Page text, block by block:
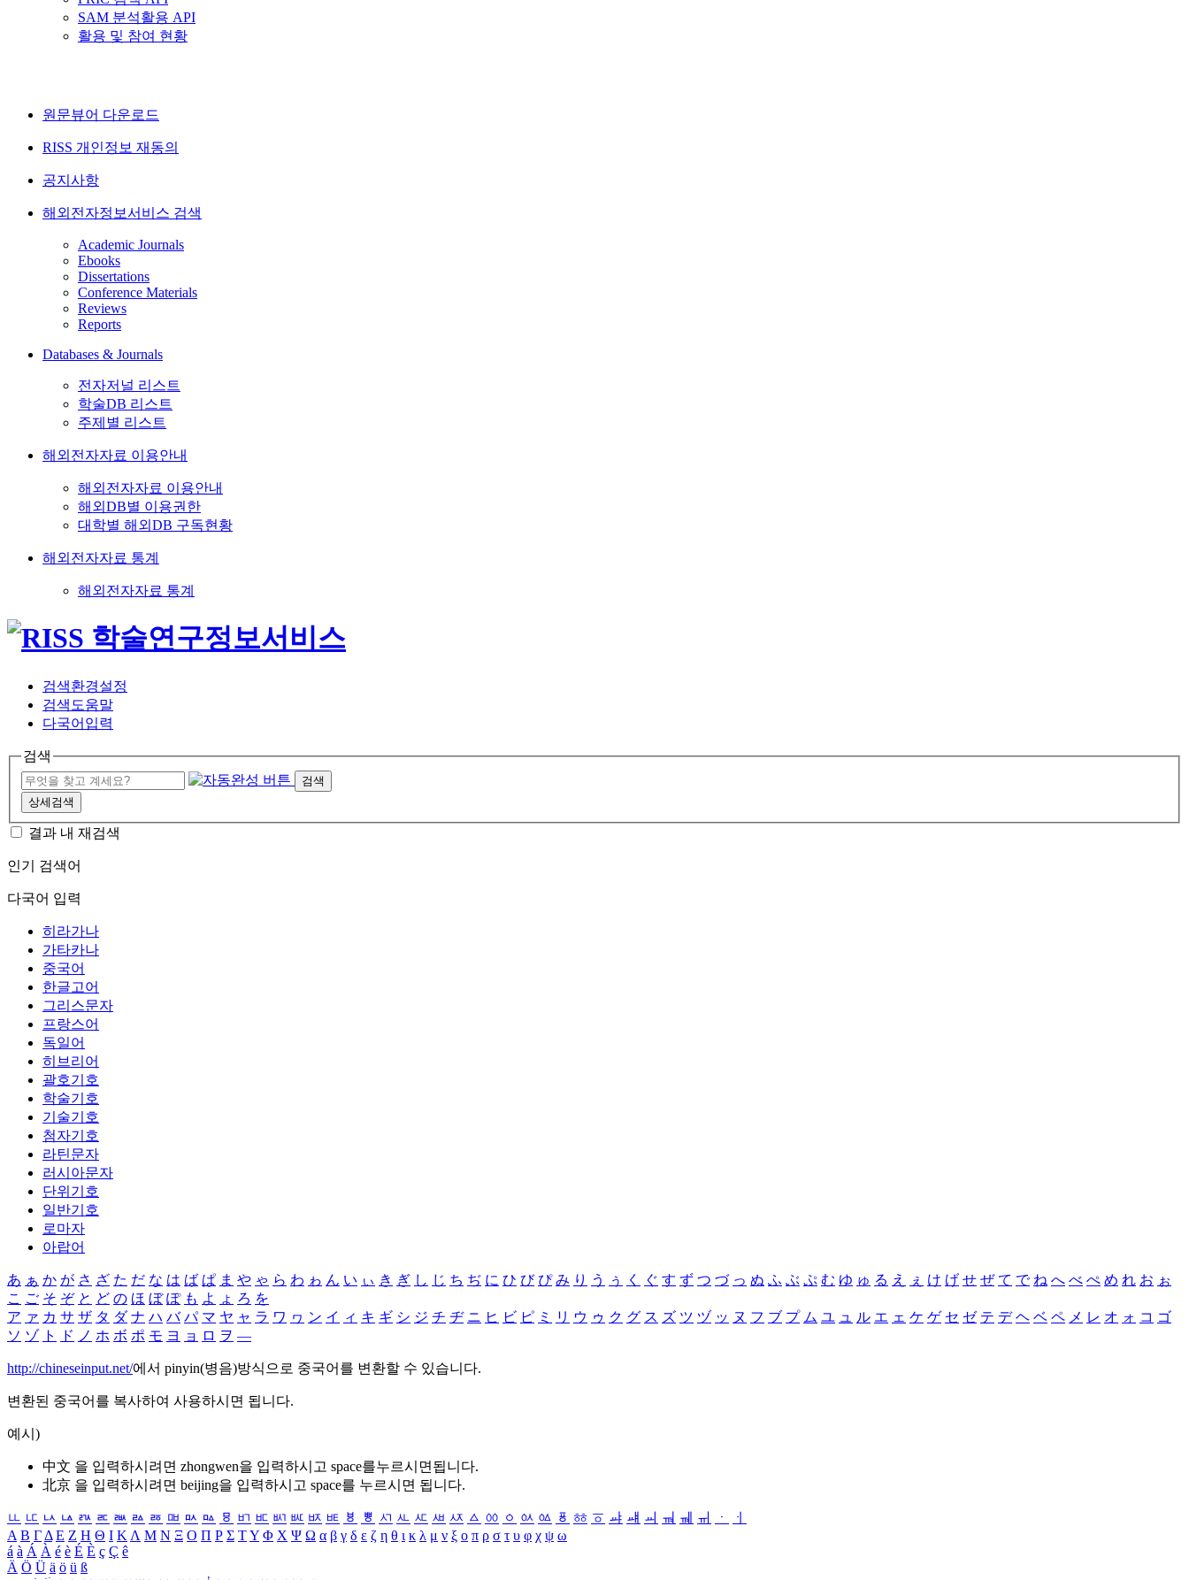
SAM 분석활용 API
활용 및 참여 현황
원문뷰어 다운로드
RISS 개인정보 재동의
공지사항
해외전자정보서비스 검색
Academic Journals
Ebooks
Dissertations
Conference Materials
Reviews
Reports
Databases & Journals
전자저널 리스트
학술DB 리스트
주제별 리스트
해외전자자료 이용안내
해외전자자료 이용안내
해외DB별 이용권한
대학별 해외DB 구독현황
해외전자자료 통계
해외전자자료 통계
검색환경설정
검색도움말
다국어입력
검색
검색
상세검색
결과 내 재검색
인기 검색어
다국어 입력
히라가나
가타카나
중국어
한글고어
그리스문자
프랑스어
독일어
히브리어
괄호기호
학술기호
기술기호
첨자기호
라틴문자
러시아문자
단위기호
일반기호
로마자
아랍어
あ ぁ か が さ ざ た だ な は ば ぱ ま や ゃ ら わ ゎ ん い ぃ き ぎ し じ ち ぢ に ひ び ぴ み り う ぅ く ぐ す ず つ づ っ ぬ ふ ぶ ぷ む ゆ ゅ る え ぇ け げ せ ぜ て で ね へ べ ぺ め れ お ぉ
こ ご そ ぞ と ど の ほ ぼ ぽ も よ ょ ろ を
ア ァ カ サ ザ タ ダ ナ ハ バ パ マ ヤ ャ ラ ワ ヮ ン イ ィ キ ギ シ ジ チ ヂ ニ ヒ ビ ピ ミ リ ウ ゥ ク グ ス ズ ツ ヅ ッ ヌ フ ブ プ ム ユ ュ ル エ ェ ケ ゲ セ ゼ テ デ ヘ ベ ペ メ レ オ ォ コ ゴ
ソ ゾ ト ド ノ ホ ボ ポ モ ヨ ョ ロ ヲ ―
http://chineseinput.net/에서 pinyin(병음)방식으로 중국어를 변환할 수 있습니다.
변환된 중국어를 복사하여 사용하시면 됩니다.
예시)
中文 을 입력하시려면 zhongwen을 입력하시고 space를누르시면됩니다.
北京 을 입력하시려면 beijing을 입력하시고 space를 누르시면 됩니다.
ㅥ ㅦ ㅧ ㅨ ㅩ ㅪ ㅫ ㅬ ㅭ ㅮ ㅯ ㅰ ㅱ ㅲ ㅳ ㅴ ㅵ ㅶ ㅷ ㅸ ㅹ ㅺ ㅻ ㅼ ㅽ ㅾ ㅿ ㆀ ㆁ ㆂ ㆃ ㆄ ㆅ ㆆ ㆇ ㆈ ㆉ ㆊ ㆋ ㆌ ㆍ
ㆎ
Α Β ΓΔ Ε Ζ Η Θ Ι ΚΛ Μ Ν Ξ Ο Π Ρ Σ ΤΥ Φ Χ Ψ Ω α β γ δ ε ζ η θ ι κ λ μ ν ξ ο π ρ σ τ υ φ χ ψ ω
á à Á À é è É È ç Ç ê
Ä Ö Ü ä ö ü ß